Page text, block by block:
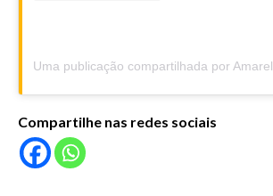
Compartilhe nas redes sociais